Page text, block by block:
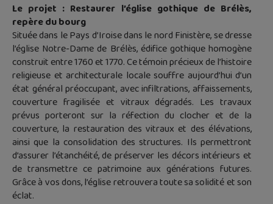
Le projet : Restaurer l’église gothique de Brélès,
repère du bourg
Située dans le Pays d’Iroise dans le nord Finistère, se dresse
l’église Notre-Dame de Brélès, édifice gothique homogène
construit entre 1760 et 1770. Ce témoin précieux de l’histoire
religieuse et architecturale locale souffre aujourd’hui d’un
état général préoccupant, avec infiltrations, affaissements,
couverture fragilisée et vitraux dégradés. Les travaux
prévus porteront sur la réfection du clocher et de la
couverture, la restauration des vitraux et des élévations,
ainsi que la consolidation des structures. Ils permettront
d’assurer l’étanchéité, de préserver les décors intérieurs et
de transmettre ce patrimoine aux générations futures.
Grâce à vos dons, l’église retrouvera toute sa solidité et son
éclat.